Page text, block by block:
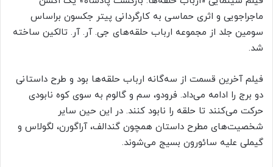
ماجراجویی و اثری حماسی به کارگردانی پیتر جکسون براساس
سومین جلد از مجموعه ارباب حلقه‌های جی. آر. آر. تالکین ساخته
شد.
فیلم آخرین قسمت از سه‌گانه ارباب حلقه‌ها بود و طرح داستانی
دو برج را ادامه می‌داد. فرودو، سم و گالوم به سوی کوه نابودی
حرکت می‌کنند تا حلقه را نابود کنند. در این حین سایر
شخصیت‌های مطرح داستان همچون گندالف، آراگورن، لگولاس و
گیملی علیه سائورون بسیج می‌شوند.